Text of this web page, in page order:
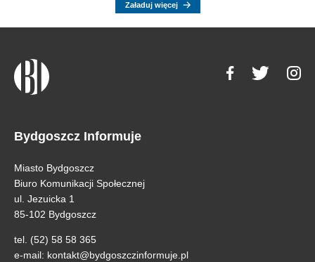
Załaduj więcej
Bydgoszcz Informuje
Miasto Bydgoszcz
Biuro Komunikacji Społecznej
ul. Jezuicka 1
85-102 Bydgoszcz
tel. (52) 58 58 365
e-mail: kontakt@bydgoszczinformuje.pl